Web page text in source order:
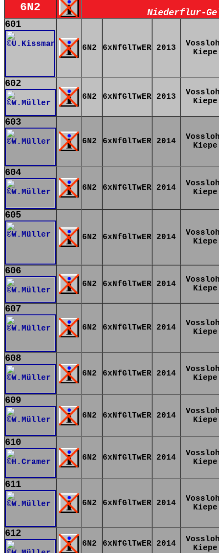
6N2
Niederflur-
601
6N2 6xNfGlTwER 2013
Kiepe
602
6N2 6xNfGlTwER 2013
Kiepe
603
6N2 6xNfGlTwER 2014
Kiepe
604
6N2 6xNfGlTwER 2014
Kiepe
605
6N2 6xNfGlTwER 2014
Kiepe
606
6N2 6xNfGlTwER 2014
Kiepe
607
6N2 6xNfGlTwER 2014
Kiepe
608
6N2 6xNfGlTwER 2014
Kiepe
609
6N2 6xNfGlTwER 2014
Kiepe
610
6N2 6xNfGlTwER 2014
Kiepe
611
6N2 6xNfGlTwER 2014
Kiepe
612
6N2 6xNfGlTwER 2014
Kiepe